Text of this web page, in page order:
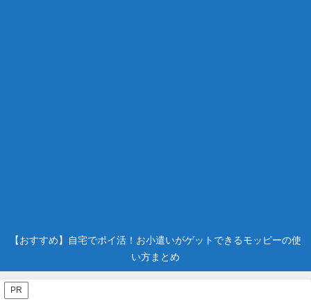
【おすすめ】自宅でポイ活！お小遣いがゲットできるモッピーの使
い方まとめ
PR